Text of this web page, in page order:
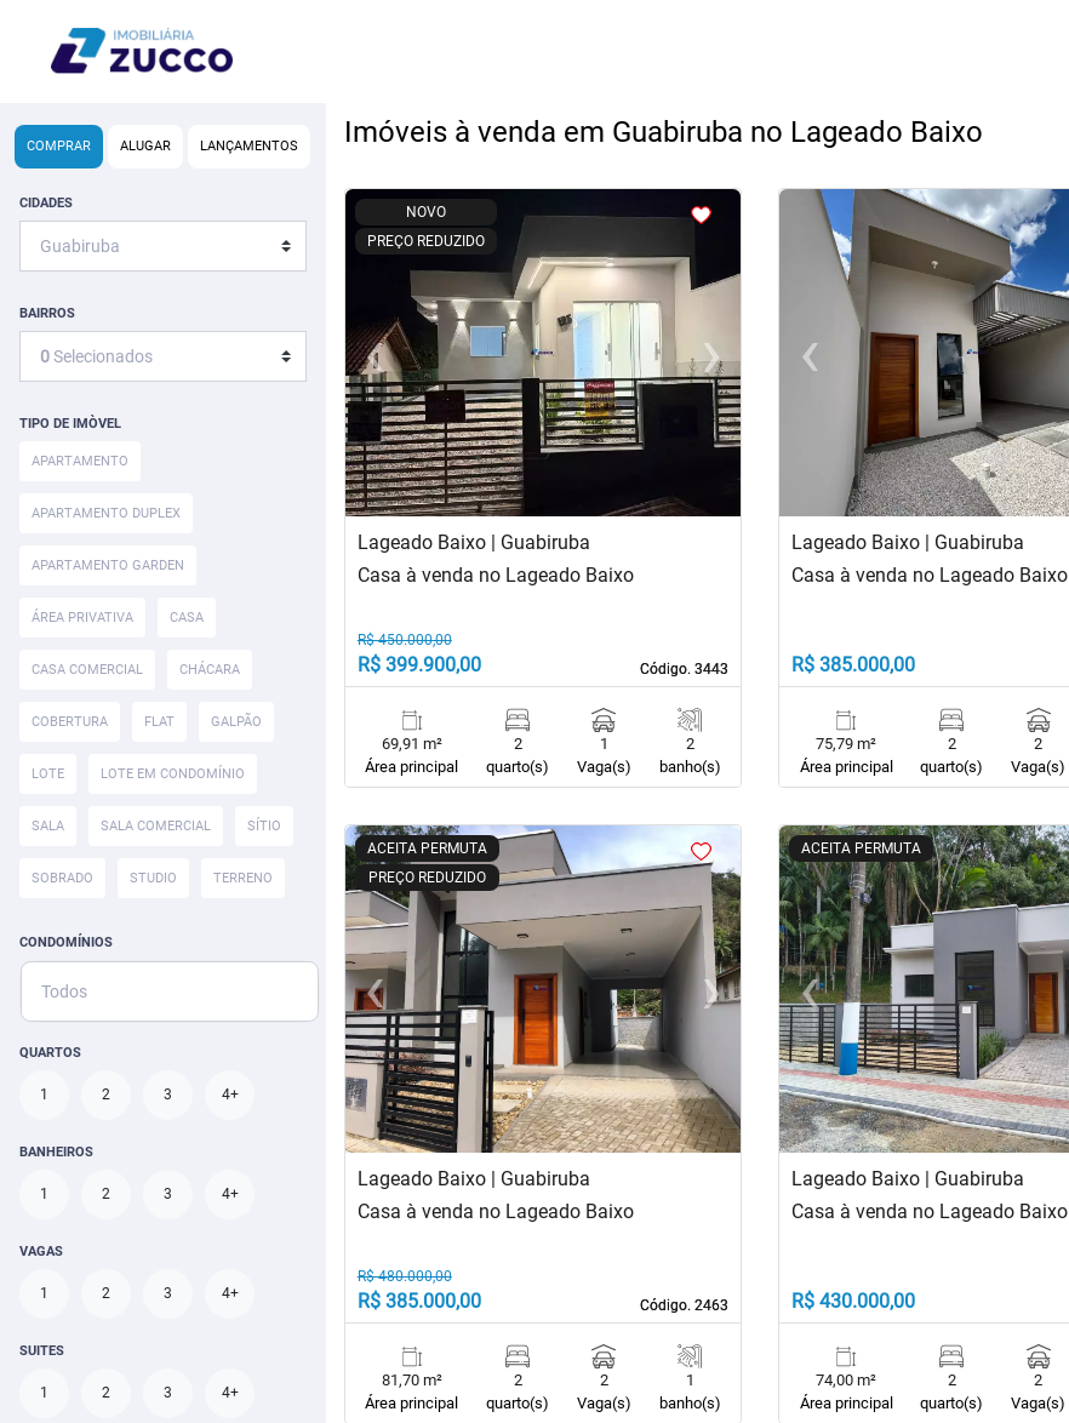
COMPRAR ALUGAR LANÇAMENTOS
CIDADES
BAIRROS
0Selecionados
TIPO DE IMÒVEL
APARTAMENTO
APARTAMENTO DUPLEX
APARTAMENTO GARDEN
ÁREA PRIVATIVA CASA
CASA COMERCIAL CHÁCARA
COBERTURA FLAT GALPÃO
LOTE LOTE EM CONDOMÍNIO
SALA SALA COMERCIAL SÍTIO
SOBRADO STUDIO TERRENO
CONDOMÍNIOS
Todos
QUARTOS
1 2 3 4+
BANHEIROS
1 2 3 4+
VAGAS
1 2 3 4+
SUITES
1 2 3 4+
Imóveis à venda em Guabiruba no Lageado Baixo
NOVO
PREÇO REDUZIDO
< <<<
‹Previous ›Next
Lageado Baixo | Guabiruba
Código. 3443
Código. 3443
Casa à venda no Lageado Baixo
R$ 450.000,00
R$ 399.900,00
69,91 m²
Área principal
2
quarto(s)
1
Vaga(s)
2
banho(s)
< <<
‹
Previous
Lageado Baixo | Guabiruba
Casa à venda no Lageado Baixo
R$ 385.000,00
75,79 m²
Área principal
2
quarto(s)
2
Vaga(s)
ACEITA PERMUTA
PREÇO REDUZIDO
<<<<
‹Previous ›
Next
Lageado Baixo | Guabiruba
Código. 2463
Código. 2463
Casa à venda no Lageado Baixo
R$ 480.000,00
R$ 385.000,00
81,70 m²
Área principal
2
quarto(s)
2
Vaga(s)
1
banho(s)
ACEITA PERMUTA
<<<<
‹Previous
Lageado Baixo | Guabiruba
Casa à venda no Lageado Baixo
R$ 430.000,00
74,00 m²
Área principal
2
quarto(s)
2
Vaga(s)